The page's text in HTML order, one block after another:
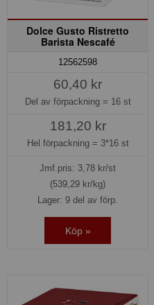
Dolce Gusto Ristretto
Barista Nescafé
12562598
60,40 kr
Del av förpackning = 16 st
181,20 kr
Hel förpackning = 3*16 st
Jmf.pris: 3,78 kr/st
(539,29 kr/kg)
Lager: 9 del av förp.
Köp »